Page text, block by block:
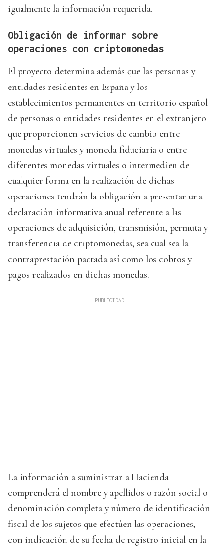
igualmente la información requerida.
Obligación de informar sobre
operaciones con criptomonedas
El proyecto determina además que las personas y
entidades residentes en España y los
establecimientos permanentes en territorio español
de personas o entidades residentes en el extranjero
que proporcionen servicios de cambio entre
monedas virtuales y moneda fiduciaria o entre
diferentes monedas virtuales o intermedien de
cualquier forma en la realización de dichas
operaciones tendrán la obligación a presentar una
declaración informativa anual referente a las
operaciones de adquisición, transmisión, permuta y
transferencia de criptomonedas, sea cual sea la
contraprestación pactada así como los cobros y
pagos realizados en dichas monedas.
La información a suministrar a Hacienda
comprenderá el nombre y apellidos o razón social o
denominación completa y número de identificación
fiscal de los sujetos que efectúen las operaciones,
con indicación de su fecha de registro inicial en la